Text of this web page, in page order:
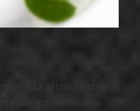
La sábila, también
con extraordinarias